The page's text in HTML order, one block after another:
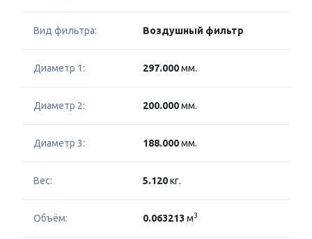
Вид фильтра: Воздушный фильтр
Диаметр 1: 297.000мм.
Диаметр 2: 200.000мм.
Диаметр 3: 188.000мм.
Вес: 5.120кг.
Объём: 0.063213 м3